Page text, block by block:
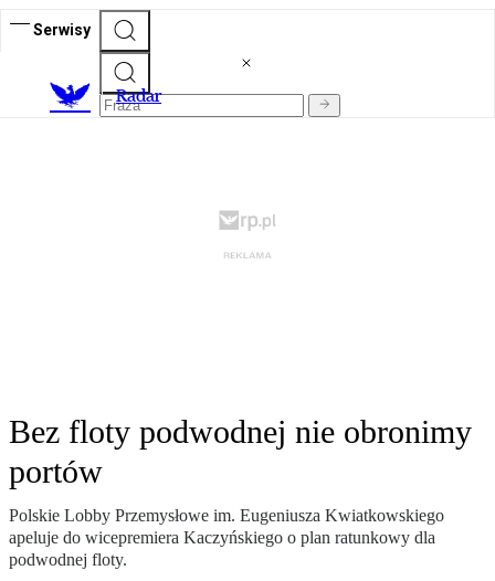
Serwisy
Radar
Bez floty podwodnej nie obronimy
portów
Polskie Lobby Przemysłowe im. Eugeniusza Kwiatkowskiego
apeluje do wicepremiera Kaczyńskiego o plan ratunkowy dla
podwodnej floty.